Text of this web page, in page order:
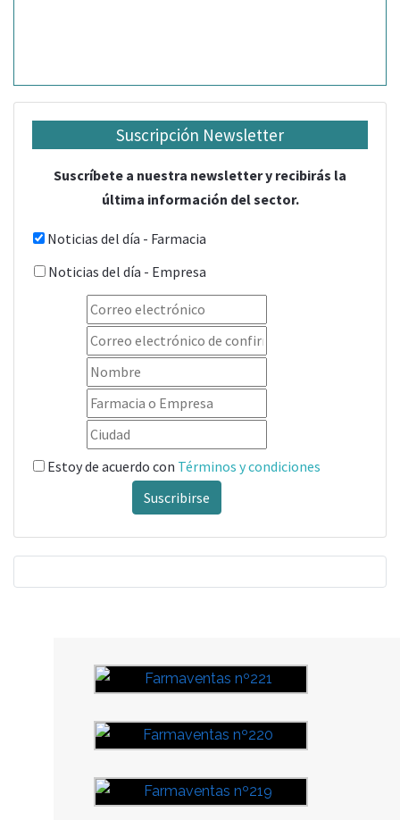
Suscripción Newsletter
Suscríbete a nuestra newsletter y recibirás la
última información del sector.
Noticias del día - Farmacia
Noticias del día - Empresa
Estoy de acuerdo con Términos y condiciones
Suscribirse